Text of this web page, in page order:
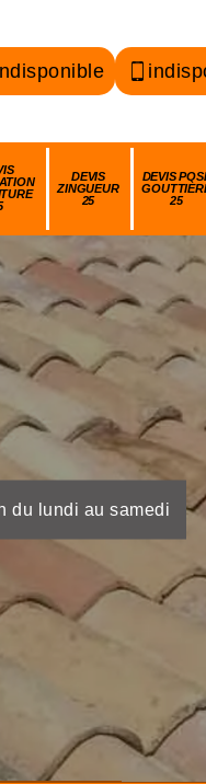
DEVIS
ZINGUEUR
25
DEVIS
25
du lundi au samedi